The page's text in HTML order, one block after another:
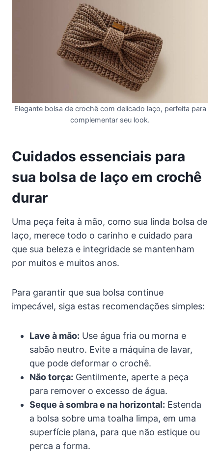
Elegante bolsa de crochê com delicado laço, perfeita para
complementar seu look.
Cuidados essenciais para
sua bolsa de laço em crochê
durar
Uma peça feita à mão, como sua linda bolsa de
laço, merece todo o carinho e cuidado para
que sua beleza e integridade se mantenham
por muitos e muitos anos.
Para garantir que sua bolsa continue
impecável, siga estas recomendações simples:
Lave à mão: Use água fria ou morna e
sabão neutro. Evite a máquina de lavar,
que pode deformar o crochê.
Não torça: Gentilmente, aperte a peça
para remover o excesso de água.
Seque à sombra e na horizontal: Estenda
a bolsa sobre uma toalha limpa, em uma
superfície plana, para que não estique ou
perca a forma.